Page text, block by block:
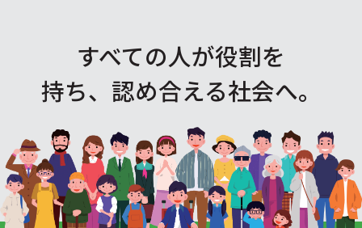
すべての人が役割を
持ち、認め合える社会へ。